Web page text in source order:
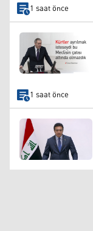
1 saat önce
1 saat önce